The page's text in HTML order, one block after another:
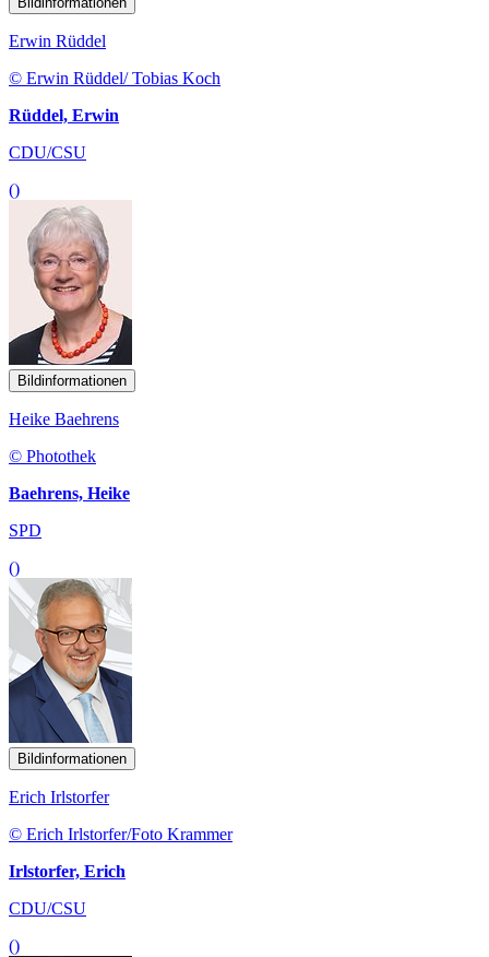
Erwin Rüddel
© Erwin Rüddel/ Tobias Koch
Rüddel, Erwin
CDU/CSU
()
Bildinformationen
Heike Baehrens
© Photothek
Baehrens, Heike
SPD
()
Bildinformationen
Erich Irlstorfer
© Erich Irlstorfer/Foto Krammer
Irlstorfer, Erich
CDU/CSU
()